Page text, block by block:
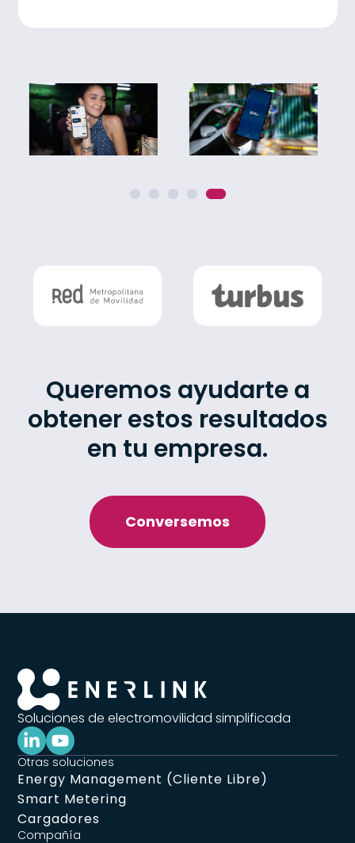
Queremos ayudarte a
obtener estos resultados
en tu empresa.
Conversemos
Soluciones de electromovilidad simplificada
Otras soluciones
Energy Management (Cliente Libre)
Smart Metering
Cargadores
Compañía